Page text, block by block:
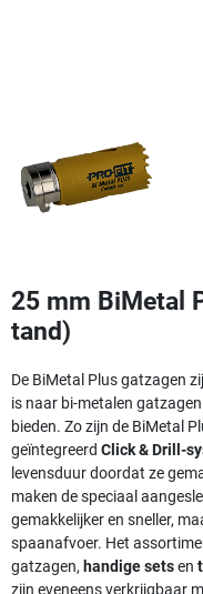
25 mm BiMetal
tand)
De BiMetal Plus gatzagen
is naar bi-metalen
bieden. Zo zijn de BiMetal
geïntegreerd Click & Drill-
levensduur doordat ze
maken de speciaal
gemakkelijker en sneller,
spaanafvoer. Het
gatzagen, handige setsen
zijn eveneens verkrijgbaar